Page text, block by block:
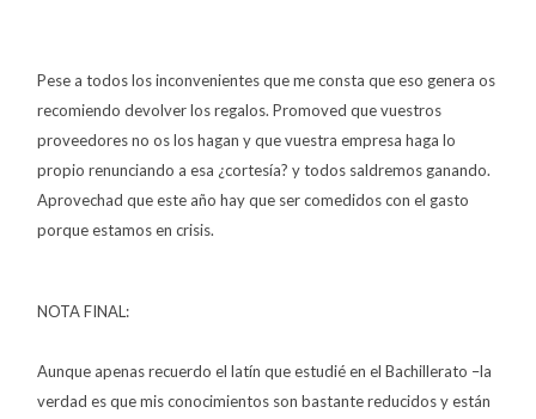
Pese a todos los inconvenientes que me consta que eso genera os
recomiendo devolver los regalos. Promoved que vuestros
proveedores no os los hagan y que vuestra empresa haga lo
propio renunciando a esa ¿cortesía? y todos saldremos ganando.
Aprovechad que este año hay que ser comedidos con el gasto
porque estamos en crisis.
NOTA FINAL:
Aunque apenas recuerdo el latín que estudié en el Bachillerato –la
verdad es que mis conocimientos son bastante reducidos y están